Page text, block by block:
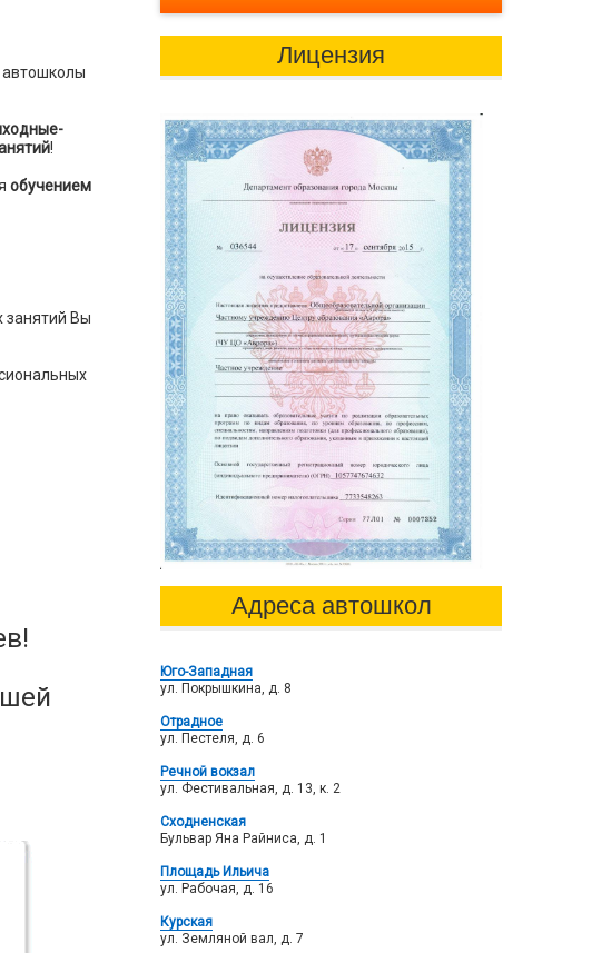
автошколы
!
обучением
занятий Вы
Лицензия
Адреса автошкол
Юго-Западная
ул. Покрышкина, д. 8
Отрадное
ул. Пестеля, д. 6
Речной вокзал
ул. Фестивальная, д. 13, к. 2
Сходненская
Бульвар Яна Райниса, д. 1
Площадь Ильича
ул. Рабочая, д. 16
Курская
ул. Земляной вал, д. 7